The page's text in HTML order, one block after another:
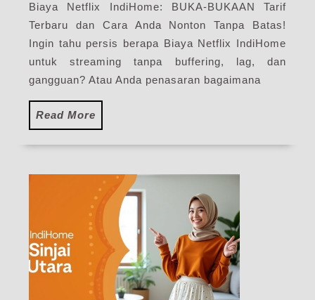
Paket
Pasang
WiFi
IndiHome
Terbaru
Biaya Netflix IndiHome: BUKA-BUKAAN Tarif
Terbaru dan Cara Anda Nonton Tanpa Batas!
Ingin tahu persis berapa Biaya Netflix IndiHome
untuk streaming tanpa buffering, lag, dan
gangguan? Atau Anda penasaran bagaimana
Read More
More